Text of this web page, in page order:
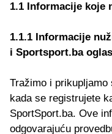
1.1 Informacije koje
1.1.1 Informacije
i Sportsport.ba
Tražimo i prikupljamo
kada se registrujete
SportSport.ba. Ove
odgovarajuću